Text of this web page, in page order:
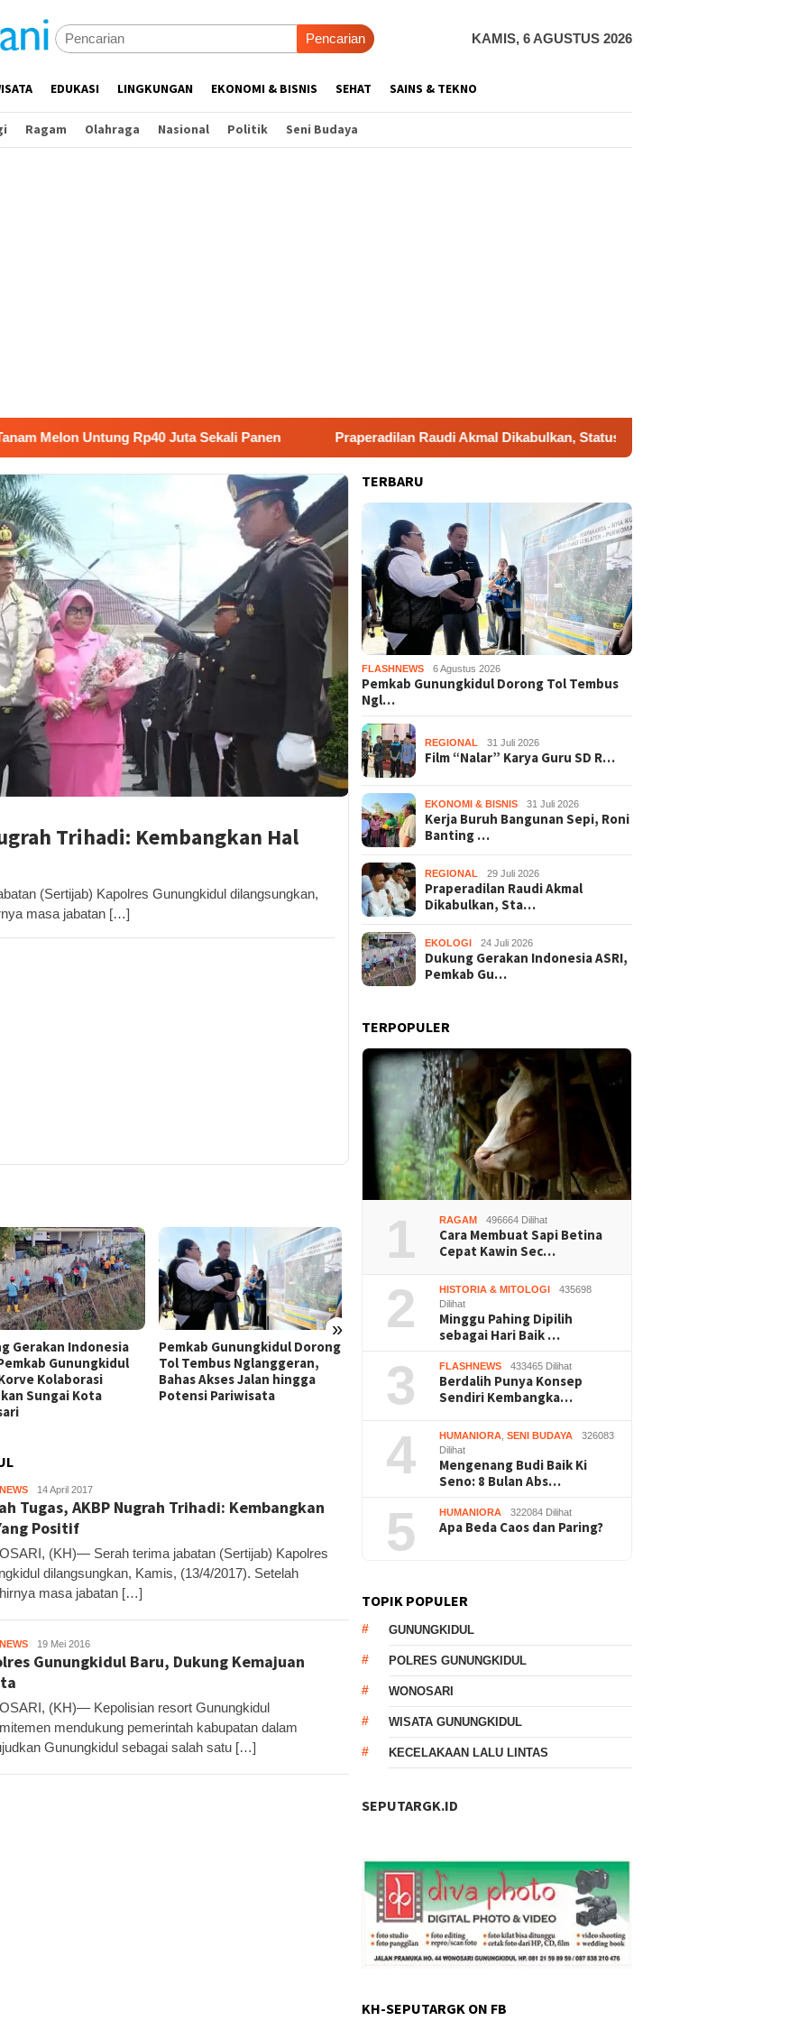
Pencarian KAMIS, 6 AGUSTUS 2026
EDUKASI LINGKUNGAN EKONOMI & BISNIS SEHAT SAINS & TEKNO
Ragam Olahraga Nasional Politik Seni Budaya
Rp40 Juta Sekali Panen Praperadilan Raudi Akmal Dikabulkan, Status Tersangka Gugur
Trihadi: Kembangkan Hal
(Sertijab) Kapolres Gunungkidul dilangsungkan,
masa jabatan […]
»
Gunungkidul Dorong
Nglanggeran,
Akses Jalan hingga
Pariwisata
Film “Nalar” Karya Guru SD
Raih Juara 1 Lomba Video
Literasi Gunungkidul 2026
Kerja Buruh Bangunan Sepi,
Roni Banting Stir Tanam
Melon Untung Rp40 Juta
Sekali Panen
Dikabulkan, Status
Tersangka Gugur
Kandar
14 April 2017
Tugas, AKBP Nugrah Trihadi: Kembangkan
Positif
(KH)— Serah terima jabatan (Sertijab) Kapolres
dilangsungkan, Kamis, (13/4/2017). Setelah
masa jabatan […]
Kandar
19 Mei 2016
Gunungkidul Baru, Dukung Kemajuan
(KH)— Kepolisian resort Gunungkidul
mendukung pemerintah kabupatan dalam
Gunungkidul sebagai salah satu […]
TERBARU
FLASHNEWS 6 Agustus 2026
Pemkab Gunungkidul Dorong Tol Tembus
Ngl…
REGIONAL 31 Juli 2026
Film “Nalar” Karya Guru SD R…
EKONOMI & BISNIS 31 Juli 2026
Kerja Buruh Bangunan Sepi, Roni
Banting …
REGIONAL 29 Juli 2026
Praperadilan Raudi Akmal
Dikabulkan, Sta…
EKOLOGI 24 Juli 2026
Dukung Gerakan Indonesia ASRI,
Pemkab Gu…
TERPOPULER
1 RAGAM 496664 Dilihat
Cara Membuat Sapi Betina
Cepat Kawin Sec…
2 HISTORIA & MITOLOGI
435698
Dilihat
Minggu Pahing Dipilih
sebagai Hari Baik …
3 FLASHNEWS 433465 Dilihat
Berdalih Punya Konsep
Sendiri Kembangka…
4 HUMANIORA ,SENI BUDAYA
326083
Dilihat
Mengenang Budi Baik Ki
Seno: 8 Bulan Abs…
5 HUMANIORA 322084 Dilihat
Apa Beda Caos dan Paring?
TOPIK POPULER
GUNUNGKIDUL
POLRES GUNUNGKIDUL
WONOSARI
WISATA GUNUNGKIDUL
KECELAKAAN LALU LINTAS
SEPUTARGK.ID
KH-SEPUTARGK ON FB